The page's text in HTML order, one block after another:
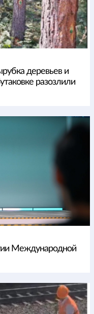
деревьев и
разозлили
Международной